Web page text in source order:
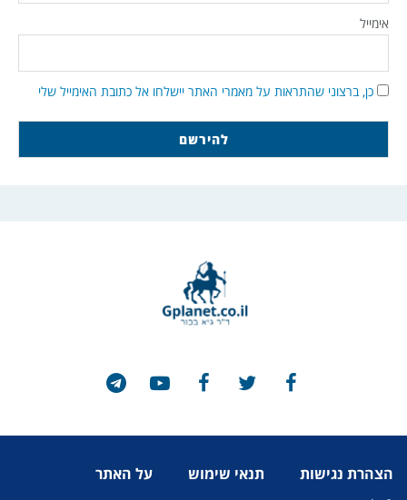
אימייל
כן, ברצוני שהתראות על מאמרי האתר יישלחו אל כתובת האימייל שלי
הצהרת נגישות תנאי שימוש על האתר